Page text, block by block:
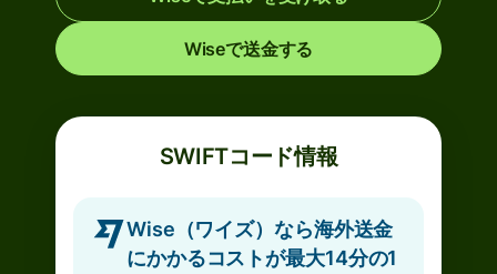
Wiseで送金する
SWIFTコード情報
Wise（ワイズ）なら海外送金
にかかるコストが最大14分の1